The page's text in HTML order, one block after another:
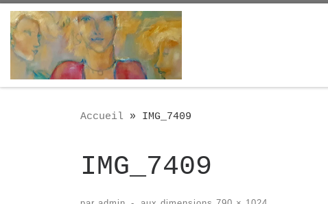
Passer au contenu
Accueil » IMG_7409
IMG_7409